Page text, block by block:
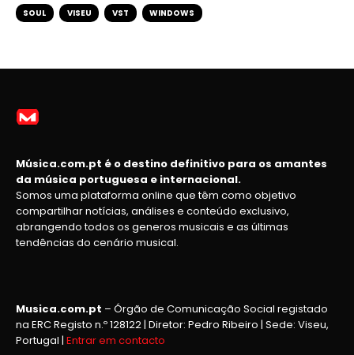
SOUL VISEU VST WINDOWS
Música.com.pt é o destino definitivo para os amantes
da música portuguesa e internacional.
Somos uma plataforma online que têm como objetivo
compartilhar notícias, análises e conteúdo exclusivo,
abrangendo todos os generos musicais e as últimas
tendências do cenário musical.
Musica.com.pt – Órgão de Comunicação Social registado
na ERC Registo n.º 128122 | Diretor: Pedro Ribeiro | Sede: Viseu,
Portugal | Entrar em contacto